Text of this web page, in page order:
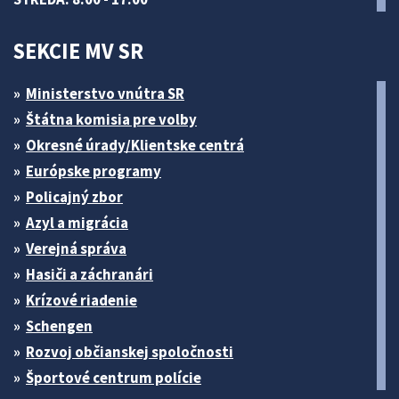
SEKCIE MV SR
Ministerstvo vnútra SR
Štátna komisia pre volby
Okresné úrady/Klientske centrá
Európske programy
Policajný zbor
Azyl a migrácia
Verejná správa
Hasiči a záchranári
Krízové riadenie
Schengen
Rozvoj občianskej spoločnosti
Športové centrum polície